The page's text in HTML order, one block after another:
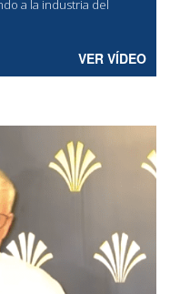
a la industria del
VER VÍDEO